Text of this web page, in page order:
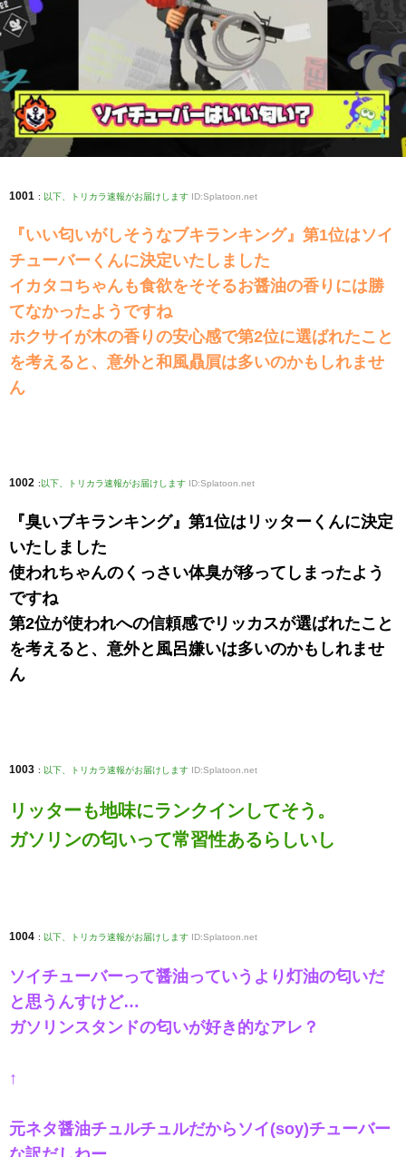
1001 : 以下、トリカラ速報がお届けします ID:Splatoon.net
『いい匂いがしそうなブキランキング』第1位はソイ
チューバーくんに決定いたしました
イカタコちゃんも食欲をそそるお醤油の香りには勝
てなかったようですね
ホクサイが木の香りの安心感で第2位に選ばれたこと
を考えると、意外と和風贔屓は多いのかもしれませ
ん
1002 : 以下、トリカラ速報がお届けします ID:Splatoon.net
『臭いブキランキング』第1位はリッターくんに決定
いたしました
使われちゃんのくっさい体臭が移ってしまったよう
ですね
第2位が使われへの信頼感でリッカスが選ばれたこと
を考えると、意外と風呂嫌いは多いのかもしれませ
ん
1003 : 以下、トリカラ速報がお届けします ID:Splatoon.net
リッターも地味にランクインしてそう。
ガソリンの匂いって常習性あるらしいし
1004 : 以下、トリカラ速報がお届けします ID:Splatoon.net
ソイチューバーって醤油っていうより灯油の匂いだ
と思うんすけど…
ガソリンスタンドの匂いが好き的なアレ？
↑
元ネタ醤油チュルチュルだからソイ(soy)チューバー